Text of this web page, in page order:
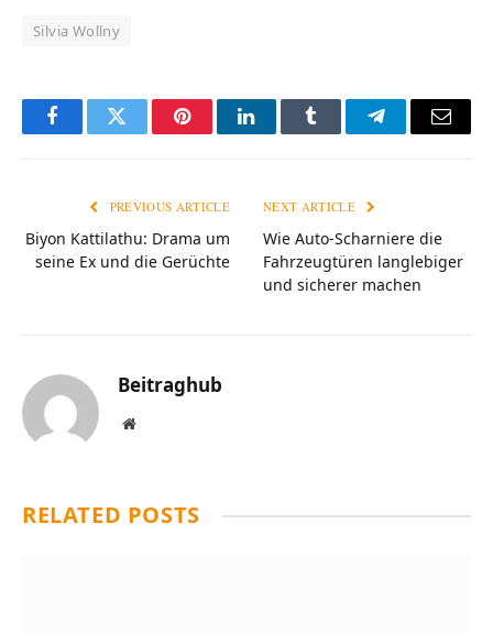
Silvia Wollny
FacebookTwitter PinterestLinkedInTumblr TelegramEmail
PREVIOUS ARTICLE
Biyon Kattilathu: Drama um
seine Ex und die Gerüchte
NEXT ARTICLE
Wie Auto-Scharniere die
Fahrzeugtüren langlebiger
und sicherer machen
Beitraghub
Website
RELATED POSTS